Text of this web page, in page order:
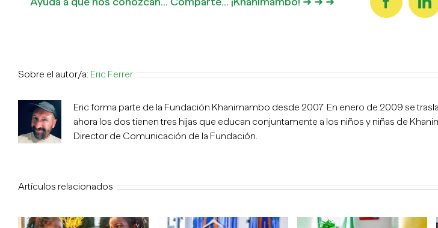
Facebook
Sobre el autor/a: Eric Ferrer
Eric forma parte de la Fundación Khanimambo desde 2007. En enero de 2009 se
ahora los dos tienen tres hijas que educan conjuntamente a los niños y niñas de
Director de Comunicación de la Fundación.
Artículos relacionados